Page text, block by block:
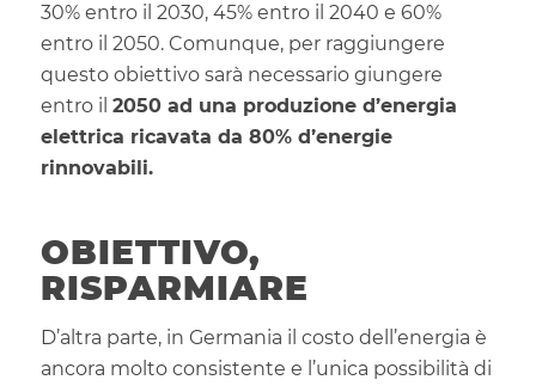
30% entro il 2030, 45% entro il 2040 e 60%
entro il 2050. Comunque, per raggiungere
questo obiettivo sarà necessario giungere
entro il 2050 ad una produzione d’energia
elettrica ricavata da 80% d’energie
rinnovabili.
OBIETTIVO,
RISPARMIARE
D’altra parte, in Germania il costo dell’energia è
ancora molto consistente e l’unica possibilità di